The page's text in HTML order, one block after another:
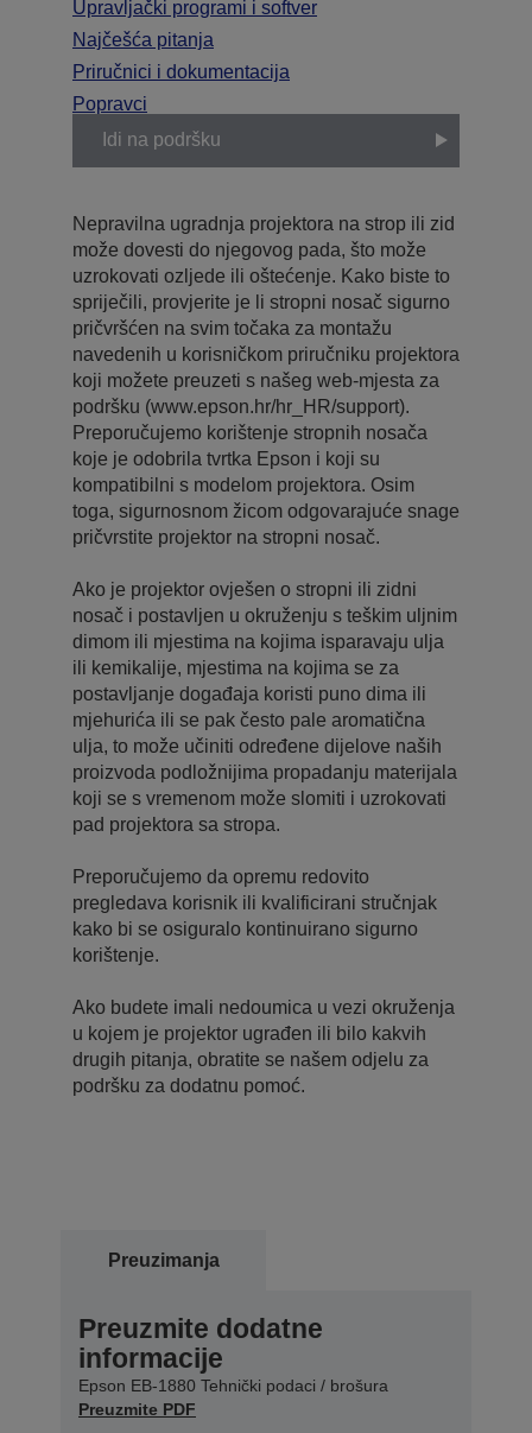
Upravljački programi i softver
Najčešća pitanja
Priručnici i dokumentacija
Popravci
Idi na podršku
Nepravilna ugradnja projektora na strop ili zid
može dovesti do njegovog pada, što može
uzrokovati ozljede ili oštećenje. Kako biste to
spriječili, provjerite je li stropni nosač sigurno
pričvršćen na svim točaka za montažu
navedenih u korisničkom priručniku projektora
koji možete preuzeti s našeg web-mjesta za
podršku (www.epson.hr/hr_HR/support).
Preporučujemo korištenje stropnih nosača
koje je odobrila tvrtka Epson i koji su
kompatibilni s modelom projektora. Osim
toga, sigurnosnom žicom odgovarajuće snage
pričvrstite projektor na stropni nosač.
Ako je projektor ovješen o stropni ili zidni
nosač i postavljen u okruženju s teškim uljnim
dimom ili mjestima na kojima isparavaju ulja
ili kemikalije, mjestima na kojima se za
postavljanje događaja koristi puno dima ili
mjehurića ili se pak često pale aromatična
ulja, to može učiniti određene dijelove naših
proizvoda podložnijima propadanju materijala
koji se s vremenom može slomiti i uzrokovati
pad projektora sa stropa.
Preporučujemo da opremu redovito
pregledava korisnik ili kvalificirani stručnjak
kako bi se osiguralo kontinuirano sigurno
korištenje.
Ako budete imali nedoumica u vezi okruženja
u kojem je projektor ugrađen ili bilo kakvih
drugih pitanja, obratite se našem odjelu za
podršku za dodatnu pomoć.
Preuzimanja
Preuzmite dodatne
informacije
Epson EB-1880 Tehnički podaci / brošura
Preuzmite PDF